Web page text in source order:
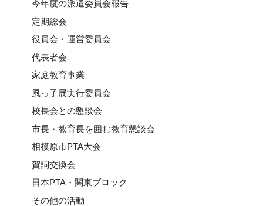
今年度の派遣委員会報告
定期総会
役員会・運営委員会
代表者会
家庭教育事業
風っ子展実行委員会
校長会との懇談会
市長・教育長を囲む教育懇談会
相模原市PTA大会
賀詞交換会
日本PTA・関東ブロック
その他の活動